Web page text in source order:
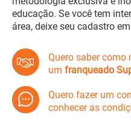
educação. Se você tem
área, deixe seu cadastro
Quero saber como
um franqueado
Quero fazer um
conhecer as